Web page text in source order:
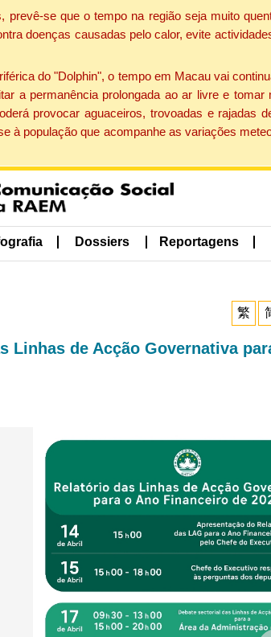
se que o tempo na região seja muito
doenças causadas pelo calor, evite
do "Dolphin", o tempo em Macau vai
a permanência prolongada ao ar livre e
provocar aguaceiros, trovoadas e
à população que acompanhe as variações
Dossiers Reportagens
繁
Linhas de Acção Governativa